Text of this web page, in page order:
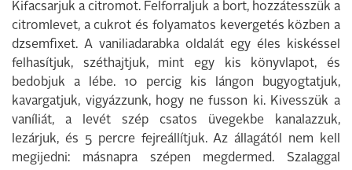
Kifacsarjuk a citromot. Felforraljuk a bort, hozzátesszük a
citromlevet, a cukrot és folyamatos kevergetés közben a
dzsemfixet. A vaniliadarabka oldalát egy éles kiskéssel
felhasítjuk, széthajtjuk, mint egy kis könyvlapot, és
bedobjuk a lébe. 10 percig kis lángon bugyogtatjuk,
kavargatjuk, vigyázzunk, hogy ne fusson ki. Kivesszük a
vaníliát, a levét szép csatos üvegekbe kanalazzuk,
lezárjuk, és 5 percre fejreállítjuk. Az állagától nem kell
megijedni: másnapra szépen megdermed. Szalaggal